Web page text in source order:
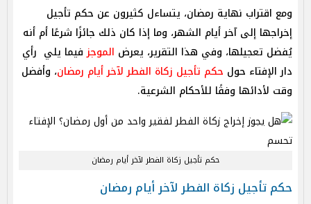
ومع اقتراب نهاية رمضان، يتساءل كثيرون عن حكم تأجيل
إخراجها إلى آخر أيام الشهر، وما إذا كان ذلك جائزًا شرعًا أم أنه
يُفضل تعجيلها، وفي هذا التقرير، يعرض الموجزفيما يلي رأي
دار الإفتاء حول حكم تأجيل زكاة الفطر لآخر أيام رمضان، وأفضل
وقت لأدائها وفقًا للأحكام الشرعية.
حكم تأجيل زكاة الفطر لآخر أيام رمضان
حكم تأجيل زكاة الفطر لآخر أيام رمضان